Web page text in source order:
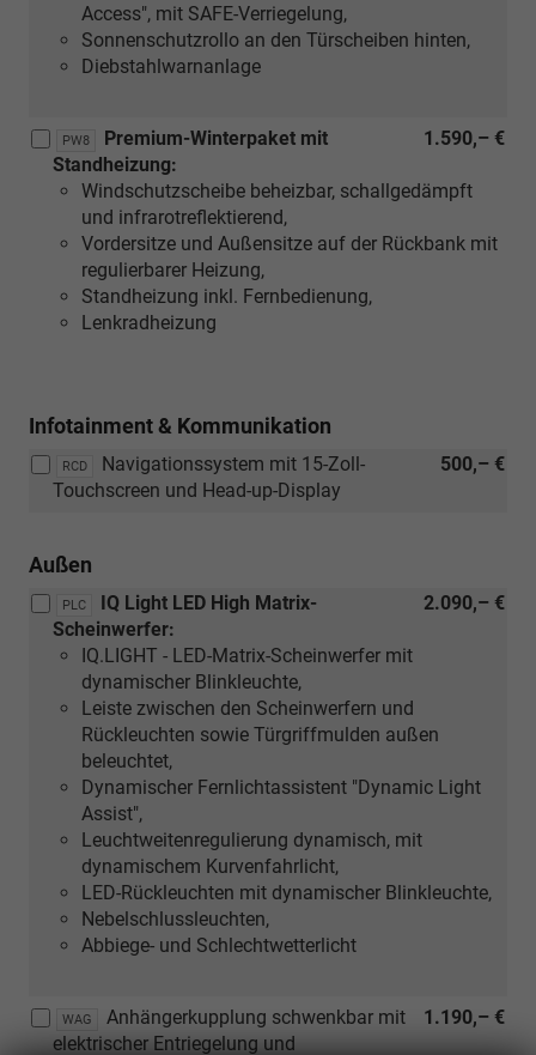
Access", mit SAFE-Verriegelung,
Sonnenschutzrollo an den Türscheiben hinten,
Diebstahlwarnanlage
PW8 1.590,– €
Premium-Winterpaket mit
Standheizung:
Windschutzscheibe beheizbar, schallgedämpft
und infrarotreflektierend,
Vordersitze und Außensitze auf der Rückbank mit
regulierbarer Heizung,
Standheizung inkl. Fernbedienung,
Lenkradheizung
Infotainment & Kommunikation
RCD 500,– €
Navigationssystem mit 15-Zoll-
Touchscreen und Head-up-Display
Außen
PLC 2.090,– €
IQ Light LED High Matrix-
Scheinwerfer:
IQ.LIGHT - LED-Matrix-Scheinwerfer mit
dynamischer Blinkleuchte,
Leiste zwischen den Scheinwerfern und
Rückleuchten sowie Türgriffmulden außen
beleuchtet,
Dynamischer Fernlichtassistent "Dynamic Light
Assist",
Leuchtweitenregulierung dynamisch, mit
dynamischem Kurvenfahrlicht,
LED-Rückleuchten mit dynamischer Blinkleuchte,
Nebelschlussleuchten,
Abbiege- und Schlechtwetterlicht
WAG 1.190,– €
Anhängerkupplung schwenkbar mit
elektrischer Entriegelung und